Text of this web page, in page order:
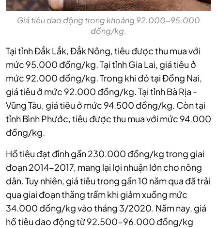
Giá tiêu dao động trong khoảng 92.000-95.000
đồng/kg.
Tại tỉnh Đắk Lắk, Đắk Nông, tiêu được thu mua với
mức 95.000 đồng/kg. Tại tỉnh Gia Lai, giá tiêu ở
mức 92.000 đồng/kg. Trong khi đó tại Đồng Nai,
giá tiêu ở mức 92.000 đồng/kg. Tại tỉnh Bà Rịa -
Vũng Tàu, giá tiêu ở mức 94.500 đồng/kg. Còn tại
tỉnh Bình Phước, tiêu được thu mua với mức 94.000
đồng/kg.
Hồ tiêu đạt đỉnh gần 230.000 đồng/kg trong giai
đoạn 2014-2017, mang lại lợi nhuận lớn cho nông
dân. Tuy nhiên, giá tiêu trong gần 10 năm qua đã trải
qua giai đoạn thăng trầm khi giảm xuống mức
34.000 đồng/kg vào tháng 3/2020. Năm nay, giá
hồ tiêu dao động từ 92.500-96.000 đồng/kg